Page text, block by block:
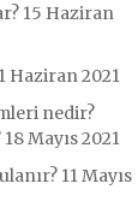
15 Haziran
Haziran 2021
nedir?
18 Mayıs 2021
11 Mayıs